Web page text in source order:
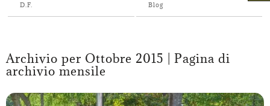
D.F. Blog
Archivio per Ottobre 2015 | Pagina di
archivio mensile